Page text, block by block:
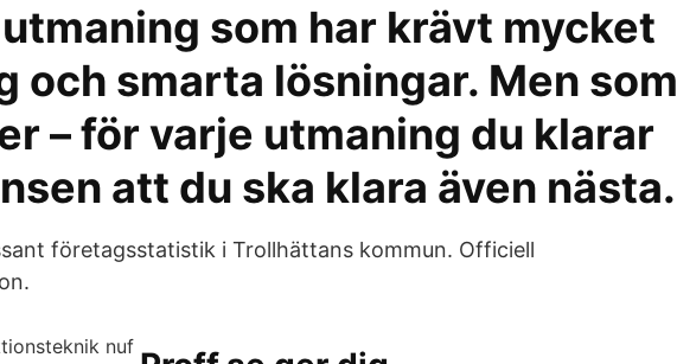
som har krävt mycket
och smarta lösningar. Men som
– för varje utmaning du klarar
att du ska klara även nästa.
företagsstatistik i Trollhättans kommun. Officiell